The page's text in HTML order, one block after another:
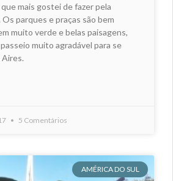
mais gostei de fazer pela
parques e praças são bem
muito verde e belas paisagens,
muito agradável para se
5 Comentários
AMÉRICA DO SUL